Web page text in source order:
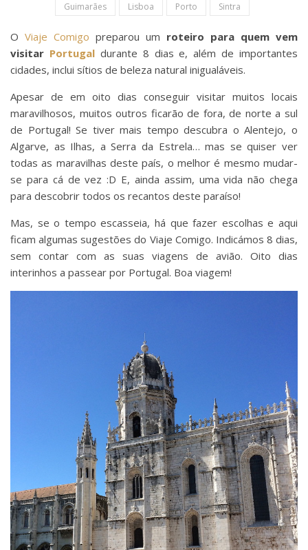
Guimarães
Lisboa Porto Sintra
Viaje Comigo preparou um roteiro para quem vem
visitar Portugaldurante 8 dias e, além de importantes
cidades, inclui sítios de beleza natural inigualáveis.
Apesar de em oito dias conseguir visitar muitos locais
maravilhosos, muitos outros ficarão de fora, de norte a sul
de Portugal! Se tiver mais tempo descubra o Alentejo, o
Algarve, as Ilhas, a Serra da Estrela… mas se quiser ver
todas as maravilhas deste país, o melhor é mesmo mudar-
se para cá de vez :D E, ainda assim, uma vida não chega
para descobrir todos os recantos deste paraíso!
Mas, se o tempo escasseia, há que fazer escolhas e aqui
ficam algumas sugestões do Viaje Comigo. Indicámos 8 dias,
sem contar com as suas viagens de avião. Oito dias
interinhos a passear por Portugal. Boa viagem!